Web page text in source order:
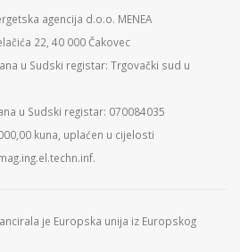
agencija d.o.o. MENEA
22, 40 000 Čakovec
u Sudski registar: Trgovački sud u
u Sudski registar: 070084035
kuna, uplaćen u cijelosti
je Europska unija iz Europskog